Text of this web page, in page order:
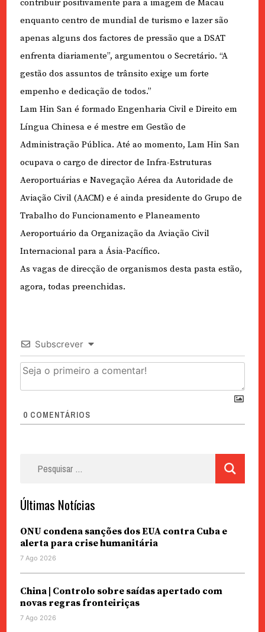
contribuir positivamente para a imagem de Macau
enquanto centro de mundial de turismo e lazer são
apenas alguns dos factores de pressão que a DSAT
enfrenta diariamente”, argumentou o Secretário. “A
gestão dos assuntos de trânsito exige um forte
empenho e dedicação de todos.”
Lam Hin San é formado Engenharia Civil e Direito em
Língua Chinesa e é mestre em Gestão de
Administração Pública. Até ao momento, Lam Hin San
ocupava o cargo de director de Infra-Estruturas
Aeroportuárias e Navegação Aérea da Autoridade de
Aviação Civil (AACM) e é ainda presidente do Grupo de
Trabalho do Funcionamento e Planeamento
Aeroportuário da Organização da Aviação Civil
Internacional para a Ásia-Pacífico.
As vagas de direcção de organismos desta pasta estão,
agora, todas preenchidas.
Subscrever
0 COMENTÁRIOS
Últimas Notícias
ONU condena sanções dos EUA contra Cuba e
alerta para crise humanitária
7 Ago 2026
China | Controlo sobre saídas apertado com
novas regras fronteiriças
7 Ago 2026